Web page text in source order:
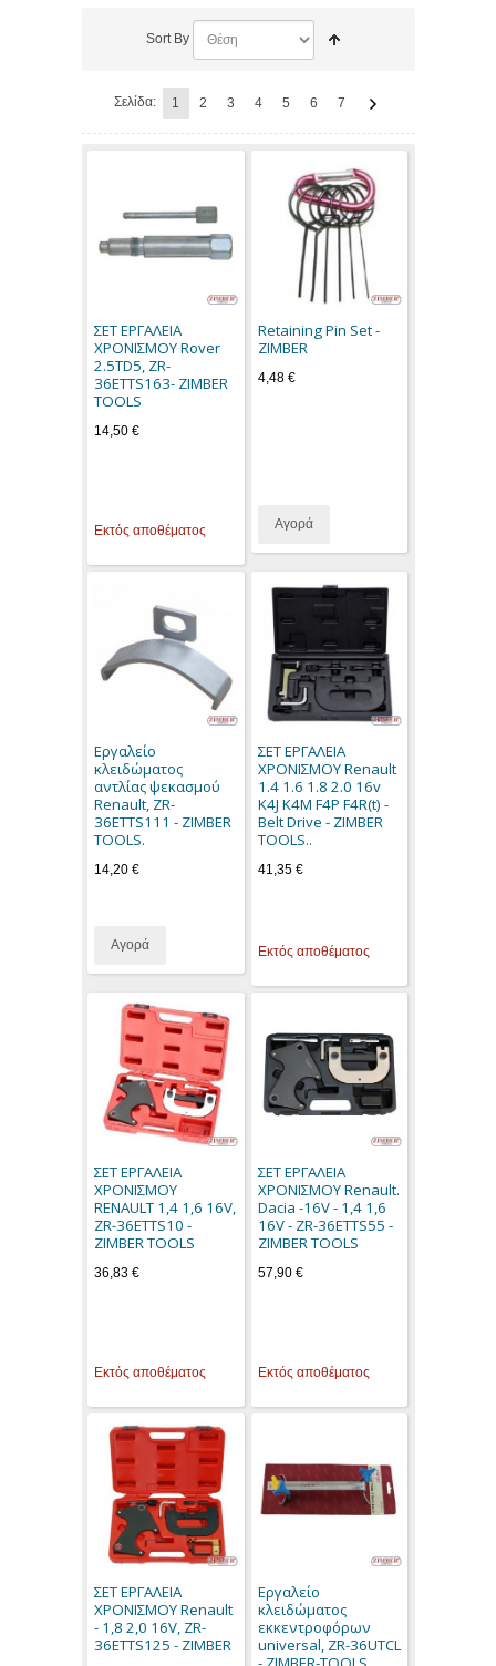
Sort By
Σελίδα: 1 2 3 4 5 6 7
ΣΕΤ ΕΡΓΑΛΕΙΑ
ΧΡΟΝΙΣΜΟΥ Rover
2.5TD5, ZR-
36ETTS163- ZIMBER
TOOLS
14,50 €
Εκτός αποθέματος
Retaining Pin Set -
ZIMBER
4,48 €
Αγορά
Εργαλείο
κλειδώματος
αντλίας ψεκασμού
Renault, ZR-
36ETTS111 - ZIMBER
TOOLS.
14,20 €
Αγορά
ΣΕΤ ΕΡΓΑΛΕΙΑ
ΧΡΟΝΙΣΜΟΥ Renault
1.4 1.6 1.8 2.0 16v
K4J K4M F4P F4R(t) -
Belt Drive - ZIMBER
TOOLS..
41,35 €
Εκτός αποθέματος
ΣΕΤ ΕΡΓΑΛΕΙΑ
ΧΡΟΝΙΣΜΟΥ
RENAULT 1,4 1,6 16V,
ZR-36ETTS10 -
ZIMBER TOOLS
36,83 €
Εκτός αποθέματος
ΣΕΤ ΕΡΓΑΛΕΙΑ
ΧΡΟΝΙΣΜΟΥ Renault.
Dacia -16V - 1,4 1,6
16V - ZR-36ETTS55 -
ZIMBER TOOLS
57,90 €
Εκτός αποθέματος
ΣΕΤ ΕΡΓΑΛΕΙΑ
ΧΡΟΝΙΣΜΟΥ Renault
- 1,8 2,0 16V, ZR-
36ETTS125 - ZIMBER
Εργαλείο
κλειδώματος
εκκεντροφόρων
universal, ZR-36UTCL